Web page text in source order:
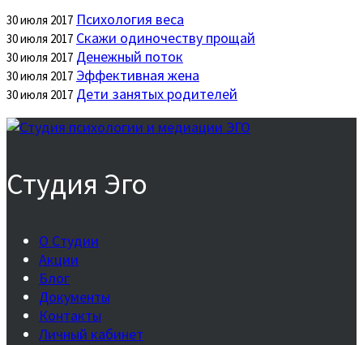
30 июля 2017 Психология веса
30 июля 2017 Скажи одиночеству прощай
30 июля 2017 Денежный поток
30 июля 2017 Эффективная жена
30 июля 2017 Дети занятых родителей
Студия Эго
О Студии
Акции
Блог
Документы
Контакты
Личный кабинет